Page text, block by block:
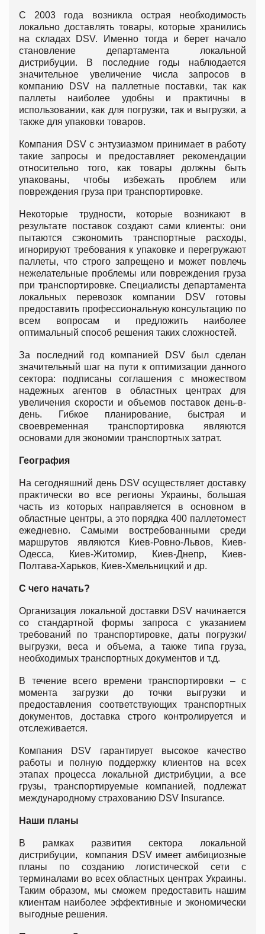
С 2003 года возникла острая необходимость
локально доставлять товары, которые хранились
на складах DSV. Именно тогда и берет начало
становление департамента локальной
дистрибуции. В последние годы наблюдается
значительное увеличение числа запросов в
компанию DSV на паллетные поставки, так как
паллеты наиболее удобны и практичны в
использовании, как для погрузки, так и выгрузки, а
также для упаковки товаров.
Компания DSV с энтузиазмом принимает в работу
такие запросы и предоставляет рекомендации
относительно того, как товары должны быть
упакованы, чтобы избежать проблем или
повреждения груза при транспортировке.
Некоторые трудности, которые возникают в
результате поставок создают сами клиенты: они
пытаются сэкономить транспортные расходы,
игнорируют требования к упаковке и перегружают
паллеты, что строго запрещено и может повлечь
нежелательные проблемы или повреждения груза
при транспортировке. Специалисты департамента
локальных перевозок компании DSV готовы
предоставить профессиональную консультацию по
всем вопросам и предложить наиболее
оптимальный способ решения таких сложностей.
За последний год компанией DSV был сделан
значительный шаг на пути к оптимизации данного
сектора: подписаны соглашения с множеством
надежных агентов в областных центрах для
увеличения скорости и объемов поставок день-в-
день. Гибкое планирование, быстрая и
своевременная транспортировка являются
основами для экономии транспортных затрат.
География
На сегодняшний день DSV осуществляет доставку
практически во все регионы Украины, большая
часть из которых направляется в основном в
областные центры, а это порядка 400 паллетомест
ежедневно. Самыми востребованными среди
маршрутов являются Киев-Ровно-Львов, Киев-
Одесса, Киев-Житомир, Киев-Днепр, Киев-
Полтава-Харьков, Киев-Хмельницкий и др.
С чего начать?
Организация локальной доставки DSV начинается
со стандартной формы запроса с указанием
требований по транспортировке, даты погрузки/
выгрузки, веса и объема, а также типа груза,
необходимых транспортных документов и т.д.
В течение всего времени транспортировки – с
момента загрузки до точки выгрузки и
предоставления соответствующих транспортных
документов, доставка строго контролируется и
отслеживается.
Компания DSV гарантирует высокое качество
работы и полную поддержку клиентов на всех
этапах процесса локальной дистрибуции, а все
грузы, транспортируемые компанией, подлежат
международному страхованию DSV Insurance.
Наши планы
В рамках развития сектора локальной
дистрибуции, компания DSV имеет амбициозные
планы по созданию логистической сети с
терминалами во всех областных центрах Украины.
Таким образом, мы сможем предоставить нашим
клиентам наиболее эффективные и экономически
выгодные решения.